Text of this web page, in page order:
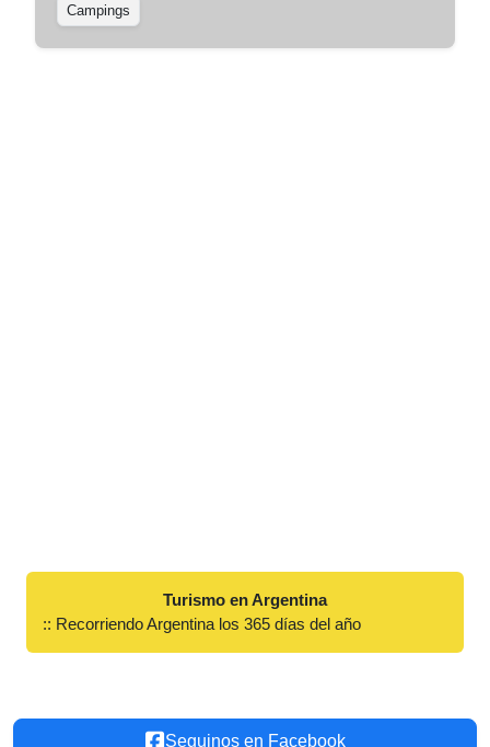
Campings
Turismo en Argentina
:: Recorriendo Argentina los 365 días del año
Seguinos en Facebook